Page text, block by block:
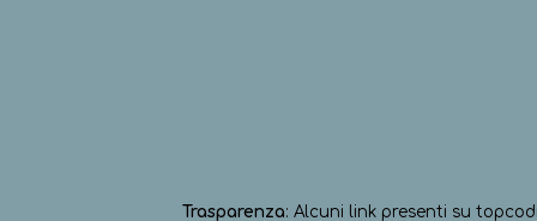
Trasparenza: Alcuni link presenti su